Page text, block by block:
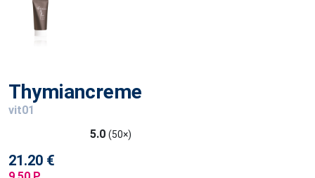
Thymiancreme
vit01
5.0 (50×)
21.20 €